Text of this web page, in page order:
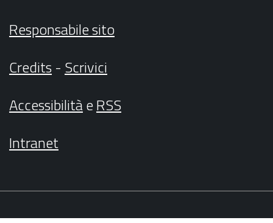
Responsabile sito
Credits- Scrivici
AccessibilitàeRSS
Intranet